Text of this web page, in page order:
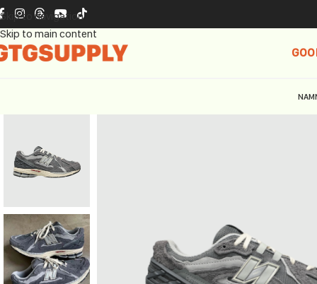
Skip to navigation
Skip to main content
NAM